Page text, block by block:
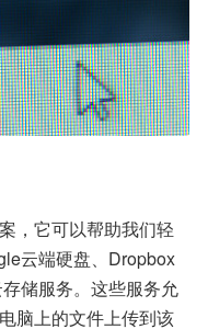
，它可以帮助我们轻
云端硬盘、Dropbox
储服务。这些服务允
脑上的文件上传到该